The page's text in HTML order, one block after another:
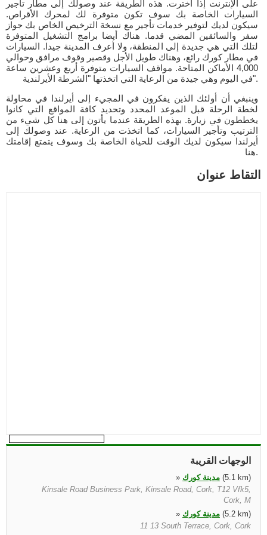
على الإنترنت إذا اخترت. هذه الطريقة عند وصولك إلى مطار تأجير
السيارات الخاصة بك سوف تكون متوفرة لك لمحرك الأقراص.
سيكون لديك لتوفير خدمات تأجير مع نسخة الترخيص الخاص بك جواز
سفر والسائقين المضي قدما. هناك أيضا برامج التشغيل المتوفرة
لتلك التي هي جديدة إلى المنطقة، ولا أعرف المدينة جيدا. السيارات
في مطار كورك رائع، وهناك طويل الأجل وقصير وقوف مرافق وحوالي
4,000 الأماكن المتاحة. مواقف السيارات متوفرة أربع وعشرين ساعة
في اليوم وهي جيدة من الرعاية التي اتخذتها "الشرطة الأيرلندية".
وينبغي أن أولئك الذين يفكرون في المجيء إلى أيرلندا في محاولة
لخطة الرحلة قبل الموعد المحدد وتحديد كافة المواقع التي كانوا
يخططون في زيارة. بهذه الطريقة عندما يأتون إلى هنا كل شيء من
الترتيب وتأجير السيارات، كما اتخذت من الرعاية. عند وصولك إلى
أيرلندا سيكون لديك الوقت للحياة الخاصة بك وسوف يتمتع إقامتك
هنا.
التقاط عنوان
الوجهات القريبة
» مدينة كورك
(5.1 km)
Kinsale Road Business Park, Kinsale Road, Cork, T12 Vfk5,
Cork, M
» مدينة كورك
(5.2 km)
11 13 South Terrace, Cork, Cork